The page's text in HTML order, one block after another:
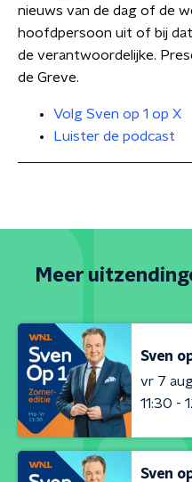
nieuws van de dag of de
hoofdpersoon uit of bij
de verantwoordelijke.
de Greve.
Volg Sven op 1 op X
Luister de podcast
Meer
Sven
vr 7
11:30 -
Sven